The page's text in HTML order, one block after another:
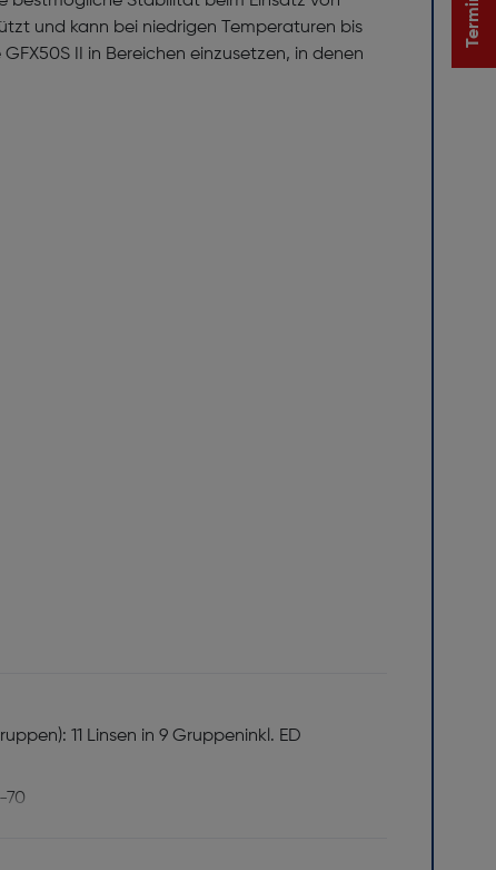
und kann bei niedrigen Temperaturen bis
II in Bereichen einzusetzen, in denen
11 Linsen in 9 Gruppeninkl. ED
70
Termin